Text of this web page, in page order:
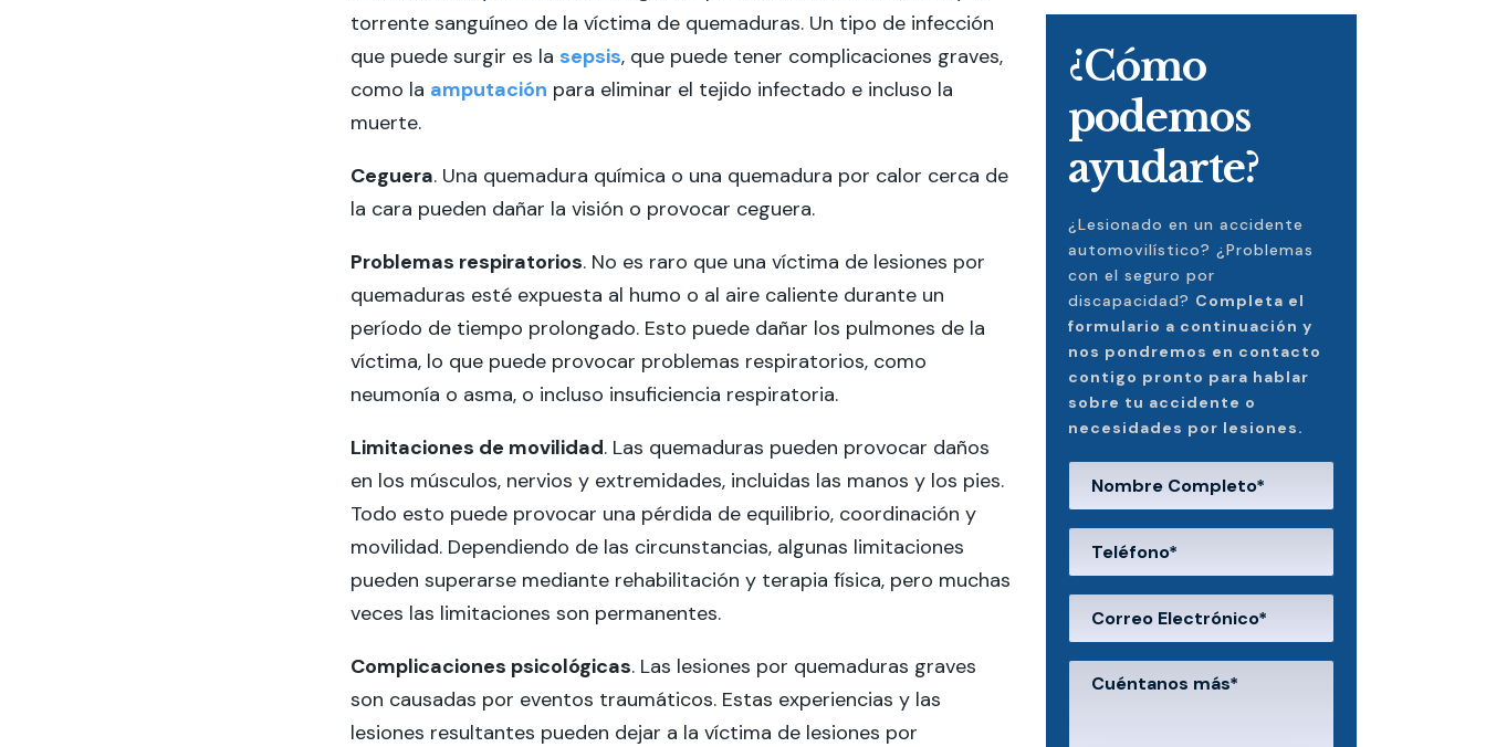
torrente sanguíneo de la víctima de quemaduras. Un tipo de infección
que puede surgir es la sepsis, que puede tener complicaciones graves,
como la amputación para eliminar el tejido infectado e incluso la
muerte.
Ceguera. Una quemadura química o una quemadura por calor cerca de
la cara pueden dañar la visión o provocar ceguera.
Problemas respiratorios. No es raro que una víctima de lesiones por
quemaduras esté expuesta al humo o al aire caliente durante un
período de tiempo prolongado. Esto puede dañar los pulmones de la
víctima, lo que puede provocar problemas respiratorios, como
neumonía o asma, o incluso insuficiencia respiratoria.
Limitaciones de movilidad. Las quemaduras pueden provocar daños
en los músculos, nervios y extremidades, incluidas las manos y los pies.
Todo esto puede provocar una pérdida de equilibrio, coordinación y
movilidad. Dependiendo de las circunstancias, algunas limitaciones
pueden superarse mediante rehabilitación y terapia física, pero muchas
veces las limitaciones son permanentes.
Complicaciones psicológicas. Las lesiones por quemaduras graves
son causadas por eventos traumáticos. Estas experiencias y las
lesiones resultantes pueden dejar a la víctima de lesiones por
¿Cómo
podemos
ayudarte?
¿Lesionado en un accidente
automovilístico? ¿Problemas
con el seguro por
discapacidad? Completa el
formulario a continuación y
nos pondremos en contacto
contigo pronto para hablar
sobre tu accidente o
necesidades por lesiones.